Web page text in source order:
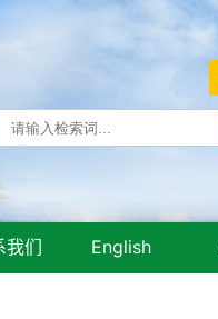
我们 English